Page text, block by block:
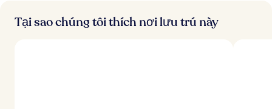
Tại sao chúng tôi thích nơi lưu trú này